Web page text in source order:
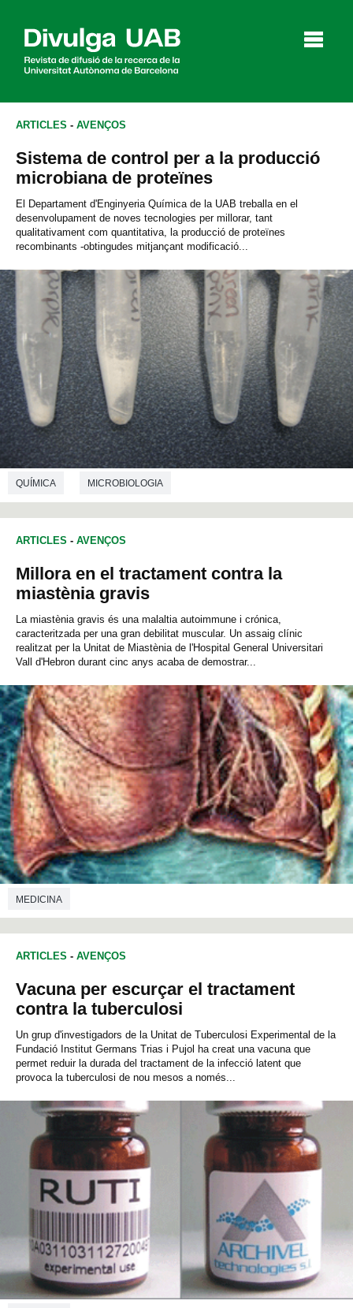
Agenda
English Español
CERCAR
ARTICLES - AVENÇOS
Sistema de control per a la producció
microbiana de proteïnes
El Departament d'Enginyeria Química de la UAB treballa en el
desenvolupament de noves tecnologies per millorar, tant
qualitativament com quantitativa, la producció de proteïnes
recombinants -obtingudes mitjançant modificació...
QUÍMICA MICROBIOLOGIA
ARTICLES - AVENÇOS
Millora en el tractament contra la
miastènia gravis
La miastènia gravis és una malaltia autoimmune i crónica,
caracteritzada per una gran debilitat muscular. Un assaig clínic
realitzat per la Unitat de Miastènia de l'Hospital General Universitari
Vall d'Hebron durant cinc anys acaba de demostrar...
MEDICINA
ARTICLES - AVENÇOS
Vacuna per escurçar el tractament
contra la tuberculosi
Un grup d'investigadors de la Unitat de Tuberculosi Experimental de la
Fundació Institut Germans Trias i Pujol ha creat una vacuna que
permet reduir la durada del tractament de la infecció latent que
provoca la tuberculosi de nou mesos a només...